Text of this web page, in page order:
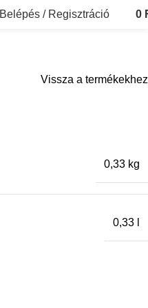
Belépés / Regisztráció 0
Vissza a termékekhez
0,33 kg
0,33 l